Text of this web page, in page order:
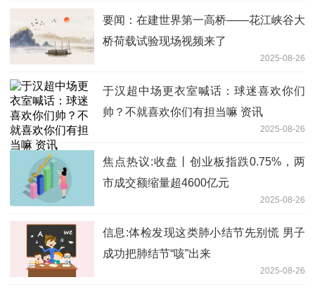
要闻：在建世界第一高桥——花江峡谷大
桥荷载试验现场视频来了
2025-08-26
于汉超中场更衣室喊话：球迷喜欢你们
帅？不就喜欢你们有担当嘛 资讯
2025-08-26
焦点热议:收盘丨创业板指跌0.75%，两
市成交额缩量超4600亿元
2025-08-26
信息:体检发现这类肺小结节先别慌 男子
成功把肺结节“咳”出来
2025-08-26